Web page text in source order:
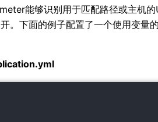
能够识别用于匹配路径或主机的
。下面的例子配置了一个使用变量